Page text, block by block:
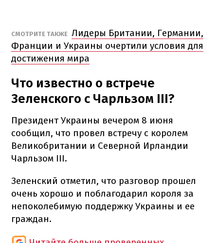
СМОТРИТЕ ТАКЖЕ Лидеры Британии, Германии,
Франции и Украины очертили условия для
достижения мира
Что известно о встрече
Зеленского с Чарльзом III?
Президент Украины вечером 8 июня
сообщил, что провел встречу с королем
Великобритании и Северной Ирландии
Чарльзом III.
Зеленский отметил, что разговор прошел
очень хорошо и поблагодарил короля за
непоколебимую поддержку Украины и ее
граждан.